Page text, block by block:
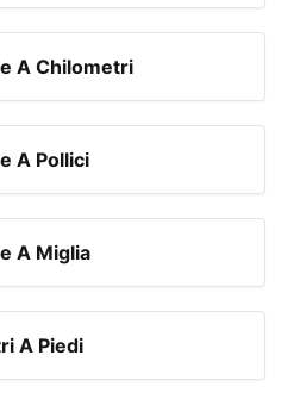
A Chilometri
A Pollici
A Miglia
A Piedi